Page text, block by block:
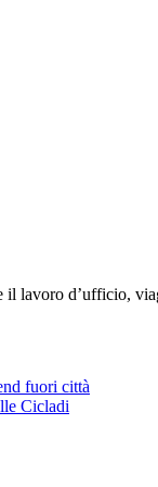
d’ufficio,
fuori città
Cicladi